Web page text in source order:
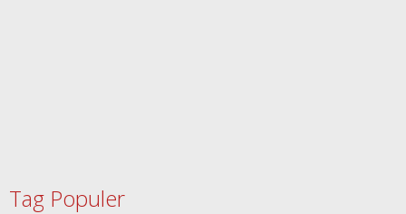
Tag Populer